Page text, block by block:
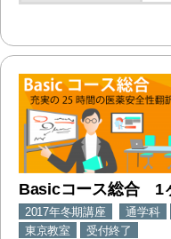
Basicコース総合 1
2017年冬期講座 通学科
東京教室
受付終了